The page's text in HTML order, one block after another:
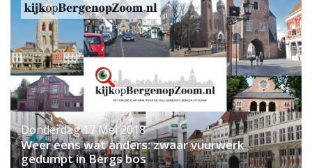
Donderdag 17 Mei 2018
Weer eens wat anders: zwaar vuurwerk
gedumpt in Bergs bos